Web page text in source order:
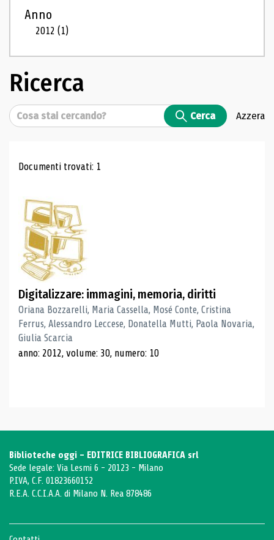
Anno
2012(1)
Ricerca
Cerca Cerca Azzera
Risultati di ricerca
Documenti trovati: 1
Digitalizzare: immagini, memoria, diritti
Oriana Bozzarelli, Maria Cassella, Mosé Conte, Cristina
Ferrus, Alessandro Leccese, Donatella Mutti, Paola Novaria,
Giulia Scarcia
anno: 2012, volume: 30, numero: 10
Biblioteche oggi - EDITRICE BIBLIOGRAFICA srl
Sede legale: Via Lesmi 6 - 20123 - Milano
P.IVA, C.F. 01823660152
R.E.A. C.C.I.A.A. di Milano N. Rea 878486